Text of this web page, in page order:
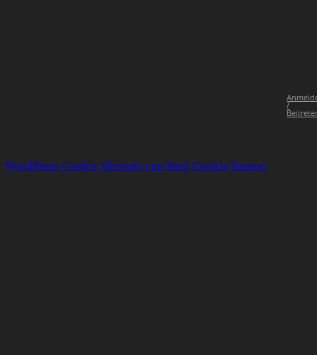
/
WordPress Cookie Hinweis von Real Cookie Banner